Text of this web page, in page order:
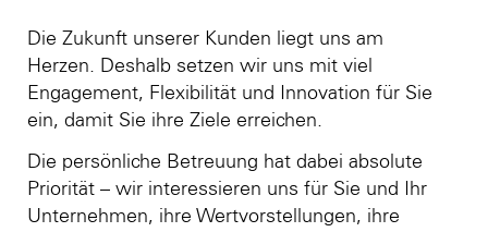
Die Zukunft unserer Kunden liegt uns am
Herzen. Deshalb setzen wir uns mit viel
Engagement, Flexibilität und Innovation für Sie
ein, damit Sie ihre Ziele erreichen.
Die persönliche Betreuung hat dabei absolute
Priorität – wir interessieren uns für Sie und Ihr
Unternehmen, ihre Wertvorstellungen, ihre